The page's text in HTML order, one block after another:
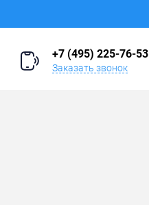
+7 (495) 225-76-53
Заказать звонок